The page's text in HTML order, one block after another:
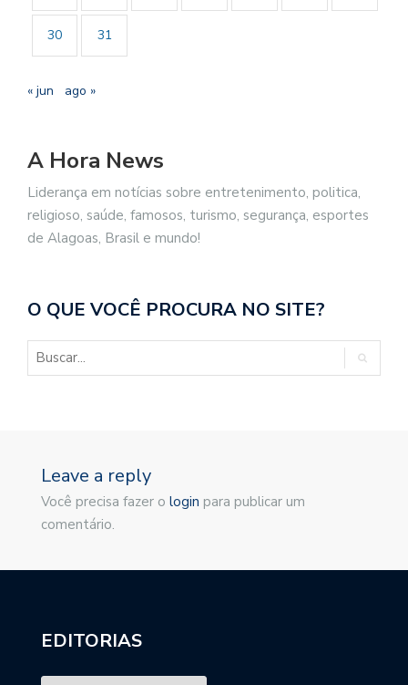
30 31
« jun ago »
A Hora News
Liderança em notícias sobre entretenimento, politica,
religioso, saúde, famosos, turismo, segurança, esportes
de Alagoas, Brasil e mundo!
O QUE VOCÊ PROCURA NO SITE?
Leave a reply
Você precisa fazer o login para publicar um
comentário.
EDITORIAS